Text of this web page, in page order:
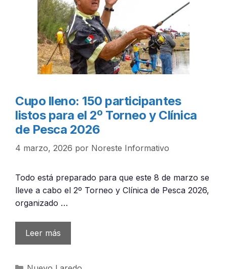
Cupo lleno: 150 participantes
listos para el 2º Torneo y Clínica
de Pesca 2026
4 marzo, 2026 por Noreste Informativo
Todo está preparado para que este 8 de marzo se
lleve a cabo el 2º Torneo y Clínica de Pesca 2026,
organizado …
Leer más
Categorías